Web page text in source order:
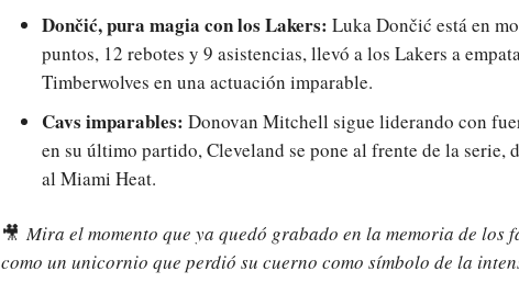
Dončić, pura magia con los Lakers: Luka Dončić está en
puntos, 12 rebotes y 9 asistencias, llevó a los Lakers a
Timberwolves en una actuación imparable.
Cavs imparables: Donovan Mitchell sigue liderando con
en su último partido, Cleveland se pone al frente de la serie,
al Miami Heat.
🎥 Mira el momento que ya quedó grabado en la memoria de los
como un unicornio que perdió su cuerno como símbolo de la